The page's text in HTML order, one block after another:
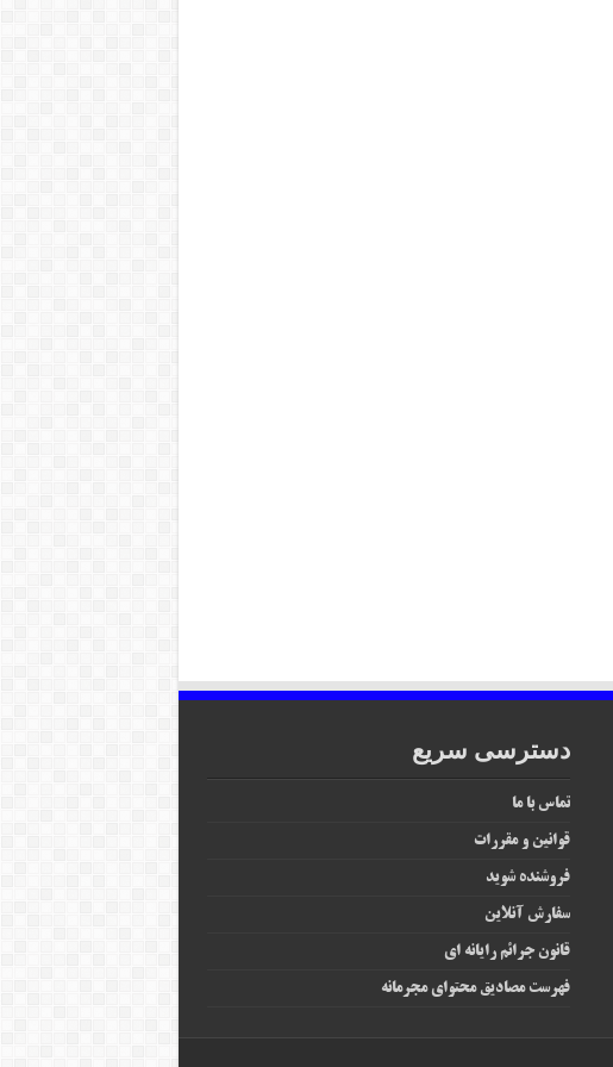
دسترسی سریع
تماس با ما
قوانین و مقررات
فروشنده شوید
سفارش آنلاین
قانون جرائم رایانه‌ ای
فهرست مصادیق محتوای مجرمانه